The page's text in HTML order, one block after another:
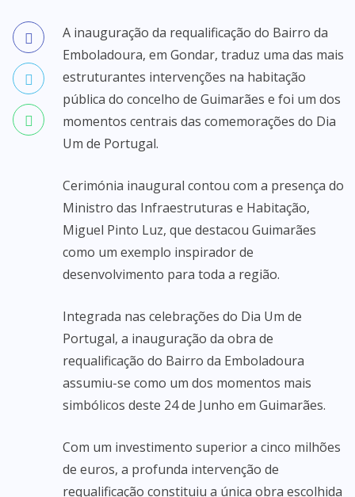
A inauguração da requalificação do Bairro da
Emboladoura, em Gondar, traduz uma das mais
estruturantes intervenções na habitação
pública do concelho de Guimarães e foi um dos
momentos centrais das comemorações do Dia
Um de Portugal.
Cerimónia inaugural contou com a presença do
Ministro das Infraestruturas e Habitação,
Miguel Pinto Luz, que destacou Guimarães
como um exemplo inspirador de
desenvolvimento para toda a região.
Integrada nas celebrações do Dia Um de
Portugal, a inauguração da obra de
requalificação do Bairro da Emboladoura
assumiu-se como um dos momentos mais
simbólicos deste 24 de Junho em Guimarães.
Com um investimento superior a cinco milhões
de euros, a profunda intervenção de
requalificação constituiu a única obra escolhida